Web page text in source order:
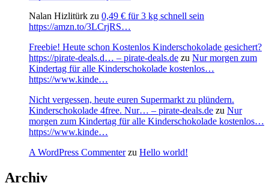
Nalan Hizlitürk zu 0,49 € für 3 kg schnell sein
https://amzn.to/3LCrjRS…
Freebie! Heute schon Kostenlos Kinderschokolade gesichert?
https://pirate-deals.d… – pirate-deals.de zu Nur morgen zum
Kindertag für alle Kinderschokolade kostenlos…
https://www.kinde…
Nicht vergessen, heute euren Supermarkt zu plündern.
Kinderschokolade 4free. Nur… – pirate-deals.de zu Nur
morgen zum Kindertag für alle Kinderschokolade kostenlos…
https://www.kinde…
A WordPress Commenterzu Hello world!
Archiv